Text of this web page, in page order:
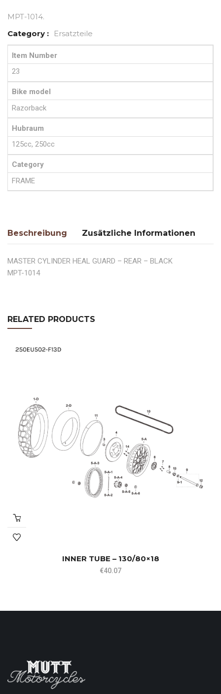
MPT-1014.
Category :
Ersatzteile
Item Number
23
Bike model
Razorback
Hubraum
125cc, 250cc
Category
FRAME
Beschreibung Zusätzliche Informationen
MASTER CYLINDER HEAL GUARD – REAR – BLACK
MPT-1014
RELATED PRODUCTS
INNER TUBE – 130/80×18
€40.07